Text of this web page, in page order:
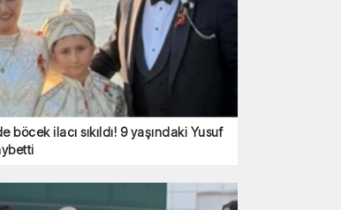
böcek ilacı sıkıldı! 9 yaşındaki Yusuf